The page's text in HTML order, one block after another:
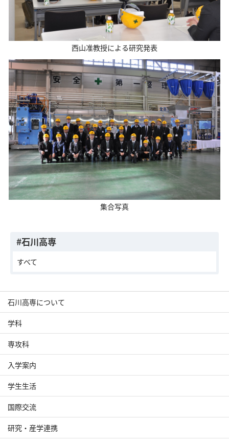
西山准教授による研究発表
集合写真
#石川高専
すべて
石川高専について
学科
専攻科
入学案内
学生生活
国際交流
研究・産学連携